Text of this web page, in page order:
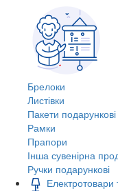
Брелоки
Листівки
Пакети подарункові
Рамки
Прапори
Інша сувенірна
Ручки подарункові
Електротовари